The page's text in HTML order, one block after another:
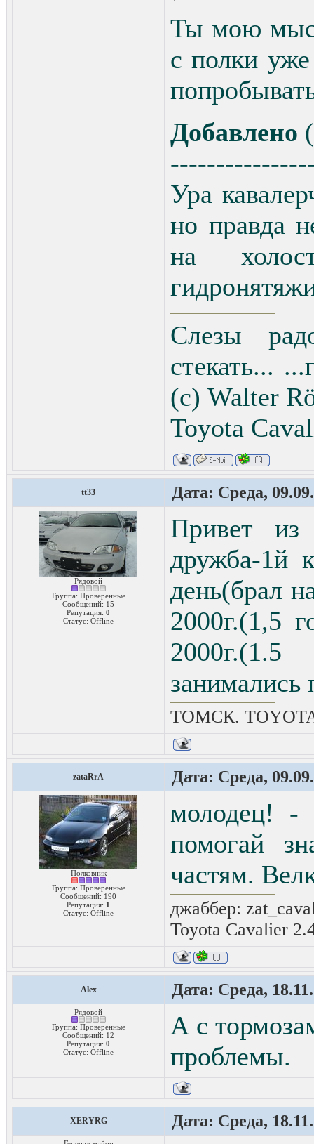
Ты мою
с полки
Добавлено
Ура
но правда
на
Слезы
стекать...
(с) Walter
Toyota
tt33 Дата: Среда,
Рядовой
Группа: Проверенные
Сообщений: 15
Репутация: 0
Статус: Offline
Привет
дружба-1й
день(брал
2000г.(1,5
занимались
ТОМСК. TOYOTA
zataRrA Дата: Среда,
Полковник
Группа: Проверенные
Сообщений: 190
Репутация: 1
Статус: Offline
молодец! -
помогай
частям.
джаббер:
Toyota Cavalier
Alex Дата: Среда,
Рядовой
Группа: Проверенные
Сообщений: 12
Репутация: 0
Статус: Offline
А с
проблемы.
XERYRG Дата: Среда,